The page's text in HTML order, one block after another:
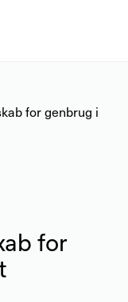
for genbrug i
for